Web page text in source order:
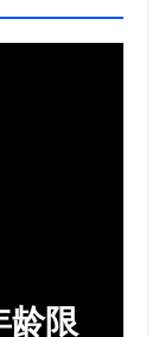
龄限